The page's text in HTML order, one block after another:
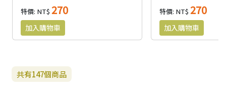
特價: NT$270 特價: NT$270
共有147個商品